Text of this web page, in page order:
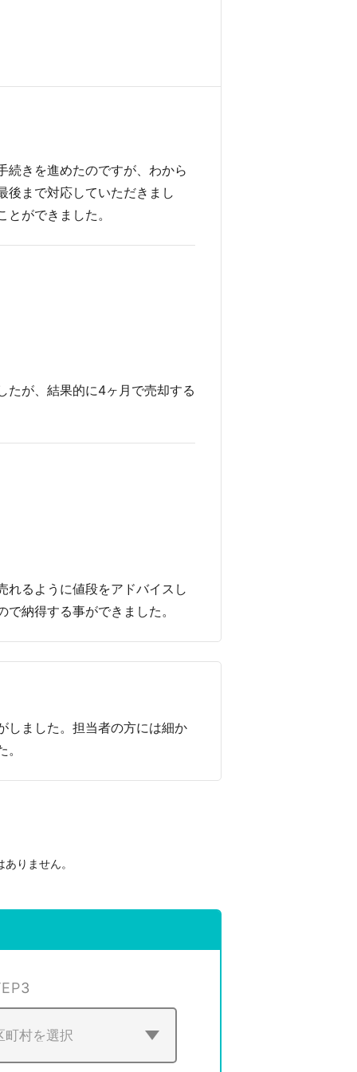
続きを進めたのですが、わから
後まで対応していただきまし
ができました。
たが、結果的に4ヶ月で売却する
れるように値段をアドバイスし
納得する事ができました。
しました。担当者の方には細か
りません。
3